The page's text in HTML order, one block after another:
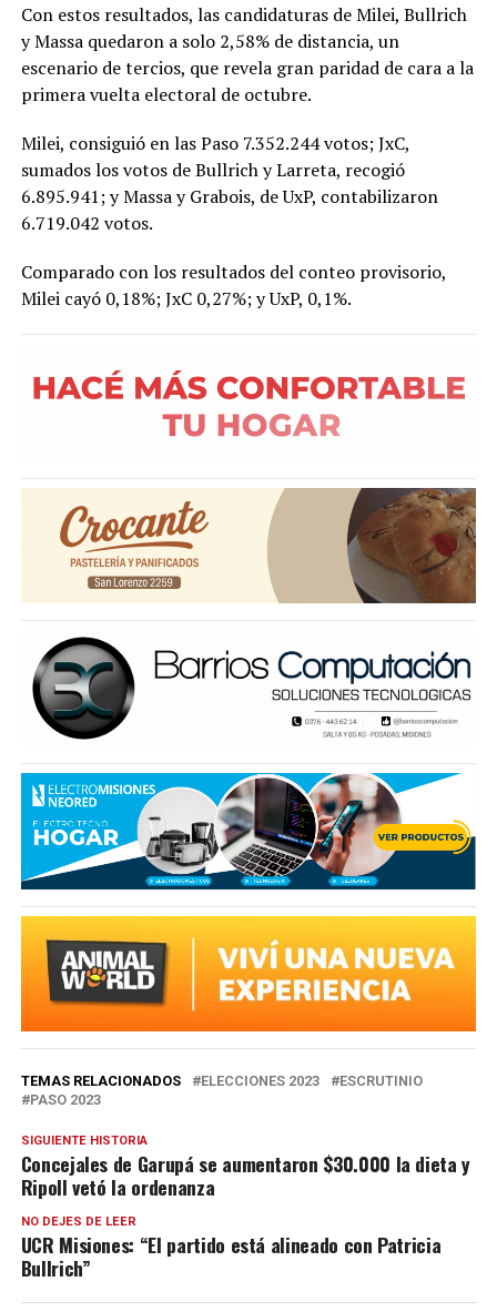
Con estos resultados, las candidaturas de Milei, Bullrich
y Massa quedaron a solo 2,58% de distancia, un
escenario de tercios, que revela gran paridad de cara a la
primera vuelta electoral de octubre.
Milei, consiguió en las Paso 7.352.244 votos; JxC,
sumados los votos de Bullrich y Larreta, recogió
6.895.941; y Massa y Grabois, de UxP, contabilizaron
6.719.042 votos.
Comparado con los resultados del conteo provisorio,
Milei cayó 0,18%; JxC 0,27%; y UxP, 0,1%.
TEMAS RELACIONADOS ELECCIONES 2023
ESCRUTINIO
PASO 2023
SIGUIENTE HISTORIA
Concejales de Garupá se aumentaron $30.000 la dieta y
Ripoll vetó la ordenanza
NO DEJES DE LEER
UCR Misiones: “El partido está alineado con Patricia
Bullrich”